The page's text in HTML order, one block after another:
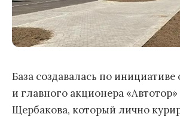
База создавалась по инициативе
и главного акционера
Щербакова, который лично